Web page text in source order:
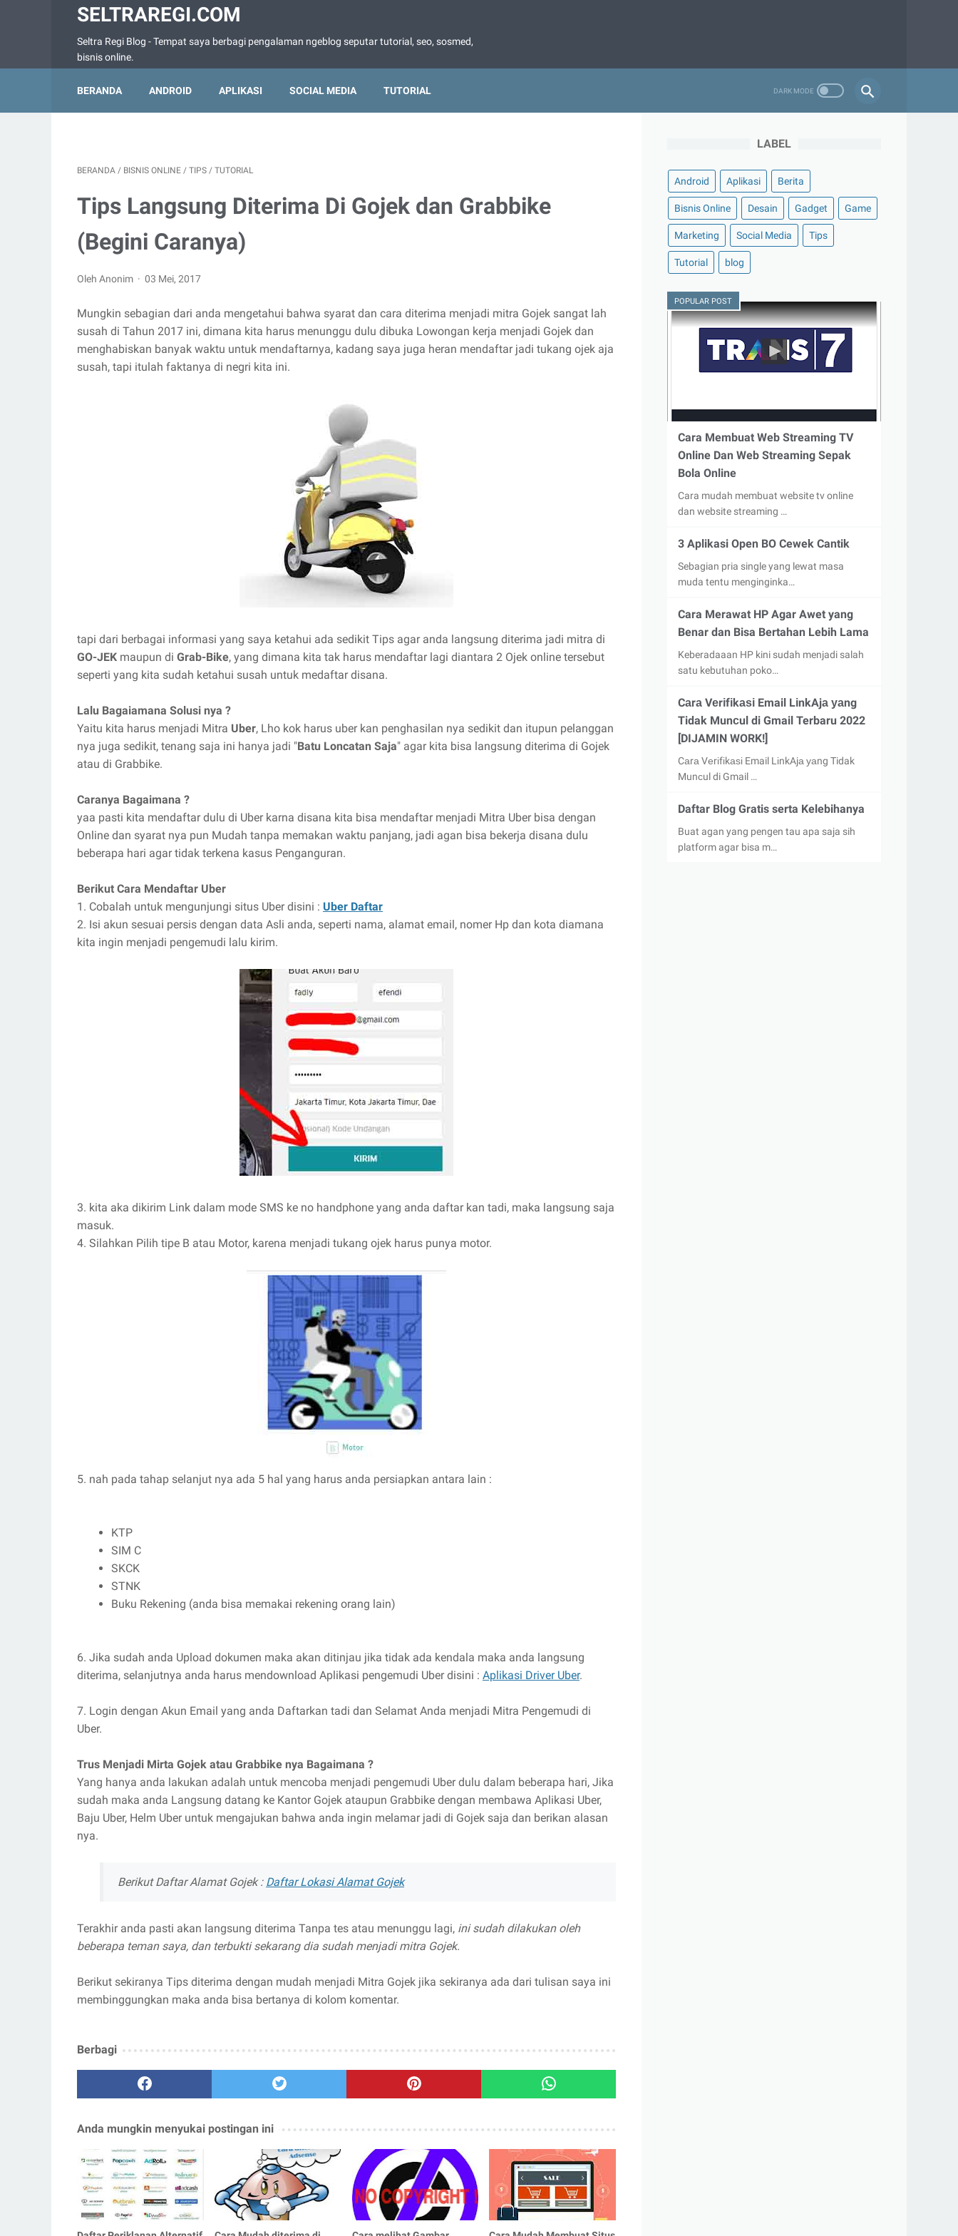
SELTRAREGI.COM
Seltra Regi Blog - Tempat saya berbagi pengalaman ngeblog seputar tutorial, seo, sosmed,
bisnis online.
BERANDA ANDROID APLIKASI SOCIAL MEDIA TUTORIAL
BERANDA / BISNIS ONLINE / TIPS / TUTORIAL
Tips Langsung Diterima Di Gojek dan Grabbike
(Begini Caranya)
Oleh Anonim 03 Mei, 2017
Mungkin sebagian dari anda mengetahui bahwa syarat dan cara diterima menjadi mitra Gojek sangat lah
susah di Tahun 2017 ini, dimana kita harus menunggu dulu dibuka Lowongan kerja menjadi Gojek dan
menghabiskan banyak waktu untuk mendaftarnya, kadang saya juga heran mendaftar jadi tukang ojek aja
susah, tapi itulah faktanya di negri kita ini.
tapi dari berbagai informasi yang saya ketahui ada sedikit Tips agar anda langsung diterima jadi mitra di
GO-JEK maupun di Grab-Bike, yang dimana kita tak harus mendaftar lagi diantara 2 Ojek online tersebut
seperti yang kita sudah ketahui susah untuk medaftar disana.
Lalu Bagaiamana Solusi nya ?
Yaitu kita harus menjadi Mitra Uber, Lho kok harus uber kan penghasilan nya sedikit dan itupun pelanggan
nya juga sedikit, tenang saja ini hanya jadi "Batu Loncatan Saja" agar kita bisa langsung diterima di Gojek
atau di Grabbike.
Caranya Bagaimana ?
yaa pasti kita mendaftar dulu di Uber karna disana kita bisa mendaftar menjadi Mitra Uber bisa dengan
Online dan syarat nya pun Mudah tanpa memakan waktu panjang, jadi agan bisa bekerja disana dulu
beberapa hari agar tidak terkena kasus Penganguran.
Berikut Cara Mendaftar Uber
1. Cobalah untuk mengunjungi situs Uber disini : Uber Daftar
2. Isi akun sesuai persis dengan data Asli anda, seperti nama, alamat email, nomer Hp dan kota diamana
kita ingin menjadi pengemudi lalu kirim.
3. kita aka dikirim Link dalam mode SMS ke no handphone yang anda daftar kan tadi, maka langsung saja
masuk.
4. Silahkan Pilih tipe B atau Motor, karena menjadi tukang ojek harus punya motor.
5. nah pada tahap selanjut nya ada 5 hal yang harus anda persiapkan antara lain :
KTP
SIM C
SKCK
STNK
Buku Rekening (anda bisa memakai rekening orang lain)
6. Jika sudah anda Upload dokumen maka akan ditinjau jika tidak ada kendala maka anda langsung
diterima, selanjutnya anda harus mendownload Aplikasi pengemudi Uber disini : Aplikasi Driver Uber.
7. Login dengan Akun Email yang anda Daftarkan tadi dan Selamat Anda menjadi Mitra Pengemudi di
Uber.
Trus Menjadi Mirta Gojek atau Grabbike nya Bagaimana ?
Yang hanya anda lakukan adalah untuk mencoba menjadi pengemudi Uber dulu dalam beberapa hari, Jika
sudah maka anda Langsung datang ke Kantor Gojek ataupun Grabbike dengan membawa Aplikasi Uber,
Baju Uber, Helm Uber untuk mengajukan bahwa anda ingin melamar jadi di Gojek saja dan berikan alasan
nya.
Berikut Daftar Alamat Gojek : Daftar Lokasi Alamat Gojek
Terakhir anda pasti akan langsung diterima Tanpa tes atau menunggu lagi, ini sudah dilakukan oleh
beberapa teman saya, dan terbukti sekarang dia sudah menjadi mitra Gojek.
Berikut sekiranya Tips diterima dengan mudah menjadi Mitra Gojek jika sekiranya ada dari tulisan saya ini
membinggungkan maka anda bisa bertanya di kolom komentar.
Berbagi
Anda mungkin menyukai postingan ini
LABEL
Android Aplikasi Berita
Bisnis Online Desain Gadget Game
Marketing Social Media Tips
Tutorial blog
POPULAR POST
Cara Membuat Web Streaming TV
Online Dan Web Streaming Sepak
Bola Online
Cara mudah membuat website tv online
dan website streaming …
3 Aplikasi Open BO Cewek Cantik
Sebagian pria single yang lewat masa
muda tentu menginginka…
Cara Merawat HP Agar Awet yang
Benar dan Bisa Bertahan Lebih Lama
Keberadaaan HP kini sudah menjadi salah
satu kebutuhan poko…
Cаrа Vеrіfіkаѕі Email LіnkAjа уаng
Tidak Munсul di Gmail Terbaru 2022
[DIJAMIN WORK!]
Cаrа Vеrіfіkаѕі Email LіnkAjа уаng Tidak
Munсul di Gmail …
Daftar Blog Gratis serta Kelebihanya
Buat agan yang pengen tau apa saja sih
platform agar bisa m…